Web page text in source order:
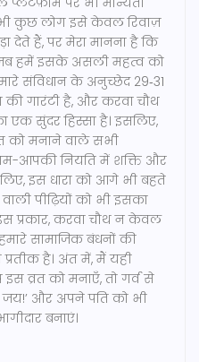
भी कुछ लोग इसे केवल रिवाज़
देते हैं, पर मेरा मानना है कि
हमें इसके असली महत्व को
संविधान के अनुच्छेद 29‑31
की गारंटी है, और करवा चौथ
एक सुंदर हिस्सा है। इसलिए,
को मनाने वाले सभी
आपकी नियति में शक्ति और
इस धारा को आगे भी बहते
पीढ़ियों को भी इसका
प्रकार, करवा चौथ न केवल
सामाजिक बंधनों की
है। अंत में, मैं यही
व्रत को मनाएँ, तो गर्व से
जय!’ और अपने पति को भी
बनाएं।